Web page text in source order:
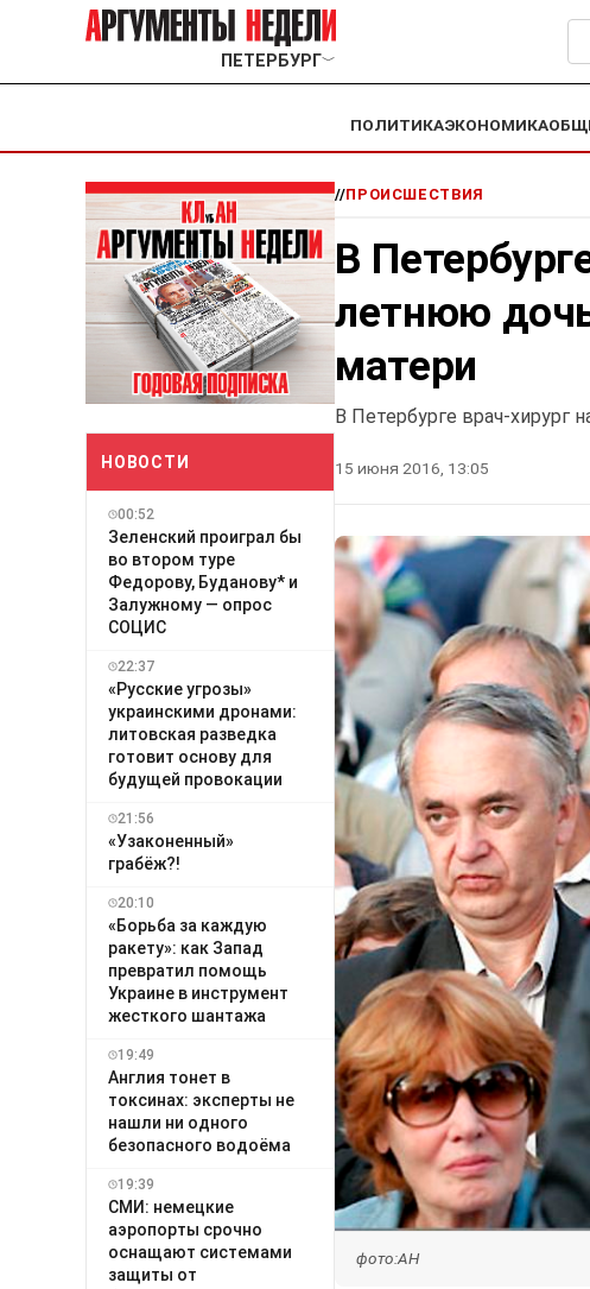
ПЕТЕРБУРГ﹀
ПОЛИТИКАЭКОНОМИКА
НОВОСТИ
00:52
Зеленский проиграл бы
во втором туре
Федорову, Буданову* и
Залужному — опрос
СОЦИС
22:37
«Русские угрозы»
украинскими дронами:
литовская разведка
готовит основу для
будущей провокации
21:56
«Узаконенный»
грабёж?!
20:10
«Борьба за каждую
ракету»: как Запад
превратил помощь
Украине в инструмент
жесткого шантажа
19:49
Англия тонет в
токсинах: эксперты не
нашли ни одного
безопасного водоёма
19:39
СМИ: немецкие
аэропорты срочно
оснащают системами
защиты от
//ПРОИСШЕСТВИЯ
В
летнюю
матери
В Петербурге врач-хирург
15 июня 2016, 13:05
фото:АН